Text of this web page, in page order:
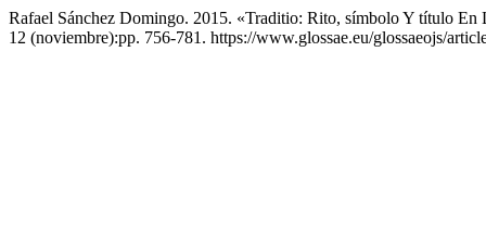
Rafael Sánchez Domingo. 2015. «Traditio: Rito, símbolo Y título
12 (noviembre):pp. 756-781. https://www.glossae.eu/glossaeojs/